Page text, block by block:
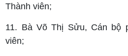
Thành viên;
11. Bà Võ Thị Sửu, Cán bộ
viên;